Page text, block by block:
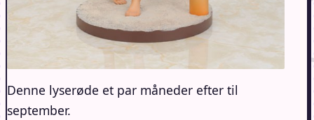
Denne lyserøde et par måneder efter til
september.